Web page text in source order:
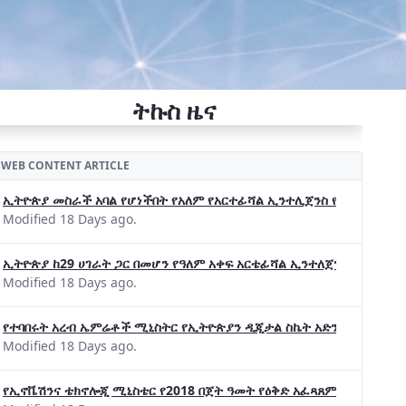
ትኩስ ዜና
WEB CONTENT ARTICLE
ኢትዮጵያ መስራች አባል የሆነችበት የአለም የአርተፊሻል ኢንተሊጀንስ የትብብር
Modified 18 Days ago.
ኢትዮጵያ ከ29 ሀገራት ጋር በመሆን የዓለም አቀፍ አርቴፊሻል ኢንተለጀንስ ትብብር
Modified 18 Days ago.
የተባበሩት አረብ ኤምሬቶች ሚኒስትር የኢትዮጵያን ዲጂታል ስኬት አድንቀዋል
Modified 18 Days ago.
የኢኖቬሽንና ቴክኖሎጂ ሚኒስቴር የ2018 በጀት ዓመት የዕቅድ አፈጻጸምና የቀጣይ